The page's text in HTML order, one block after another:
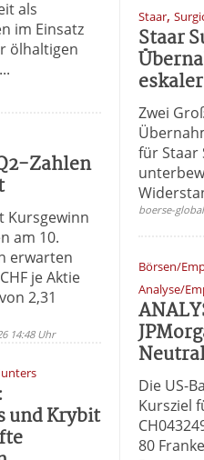
als
im Einsatz
ölhaltigen
Zahlen
Kursgewinn
am 10.
erwarten
je Aktie
2,31
14:48 Uhr
und Krybit
Staar,
Staar
Zwei
für Staar
boerse-
Börsen/
Analyse/
Die US-
Kursziel
80